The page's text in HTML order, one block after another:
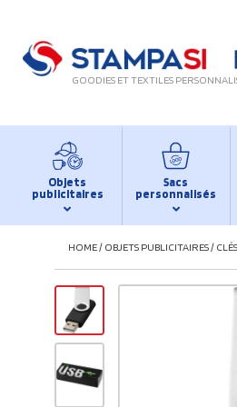
GOODIES ET TEXTILES
Objets
publicitaires
Sacs
personnalisés
HOME/ OBJETS PUBLICITAIRES/